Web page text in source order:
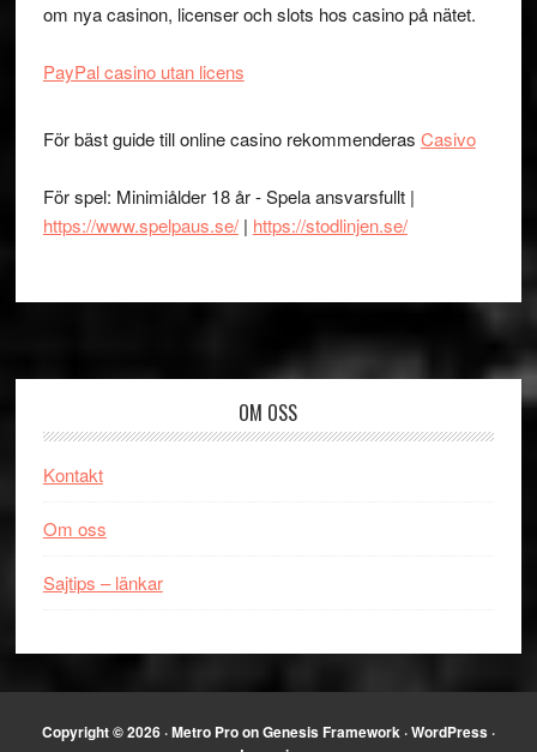
om nya casinon, licenser och slots hos casino på nätet.
PayPal casino utan licens
För bäst guide till online casino rekommenderas Casivo
För spel: Minimiålder 18 år - Spela ansvarsfullt |
https://www.spelpaus.se/| https://stodlinjen.se/
OM OSS
Kontakt
Om oss
Sajtips – länkar
Copyright © 2026 ·Metro ProonGenesis Framework ·WordPress ·